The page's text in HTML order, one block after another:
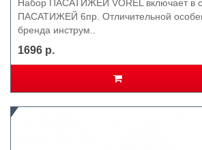
Набор ПАСАТИЖЕЙ VOREL включает в
ПАСАТИЖЕЙ 6пр. Отличительной
бренда инструм..
1696 р.